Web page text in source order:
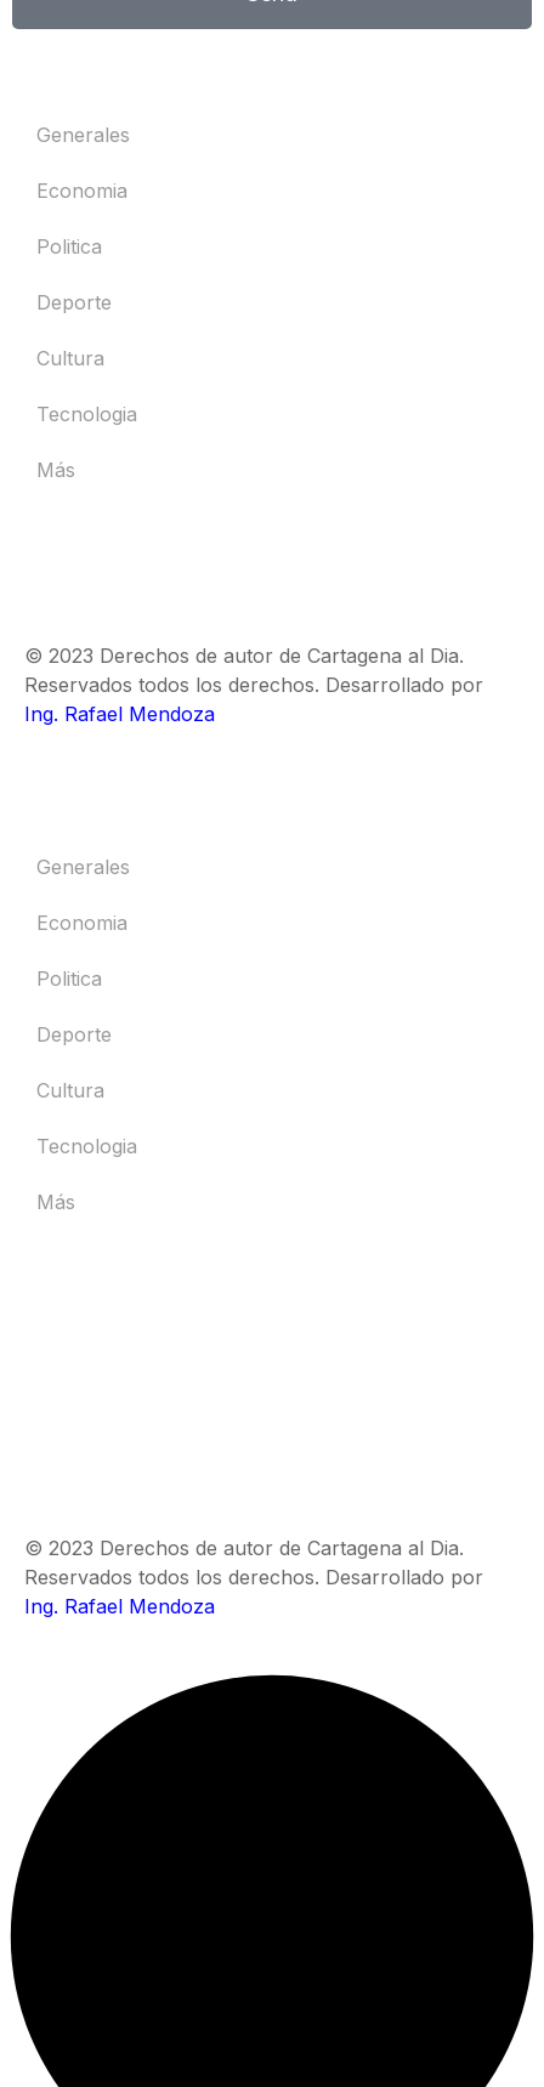
Generales
Economia
Politica
Deporte
Cultura
Tecnologia
Más
© 2023 Derechos de autor de Cartagena al Dia.
Reservados todos los derechos. Desarrollado por
Ing. Rafael Mendoza
Generales
Economia
Politica
Deporte
Cultura
Tecnologia
Más
© 2023 Derechos de autor de Cartagena al Dia.
Reservados todos los derechos. Desarrollado por
Ing. Rafael Mendoza